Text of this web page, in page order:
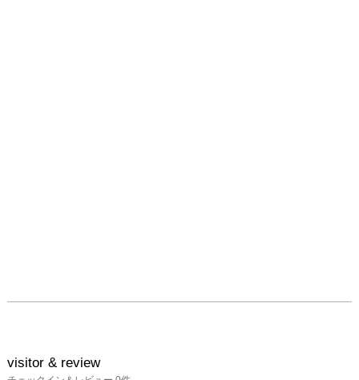
visitor & review